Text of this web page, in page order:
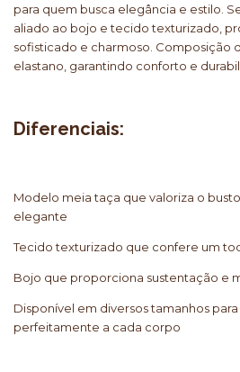
para quem busca elegância e estilo.
aliado ao bojo e tecido texturizado,
sofisticado e charmoso. Composição
elastano, garantindo conforto e
Diferenciais:
Modelo meia taça que valoriza o
elegante
Tecido texturizado que confere um
Bojo que proporciona sustentação e
Disponível em diversos tamanhos
perfeitamente a cada corpo